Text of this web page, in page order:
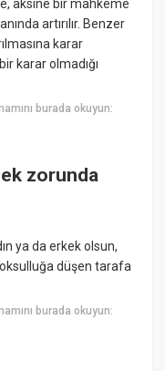
aksine bir mahkeme
artırılır. Benzer
karar
karar olmadığı
burada okuyun:
zorunda
ya da erkek olsun,
düşen tarafa
burada okuyun: